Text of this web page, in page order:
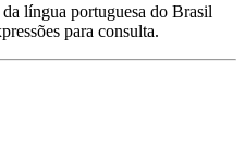
língua portuguesa do Brasil
para consulta.